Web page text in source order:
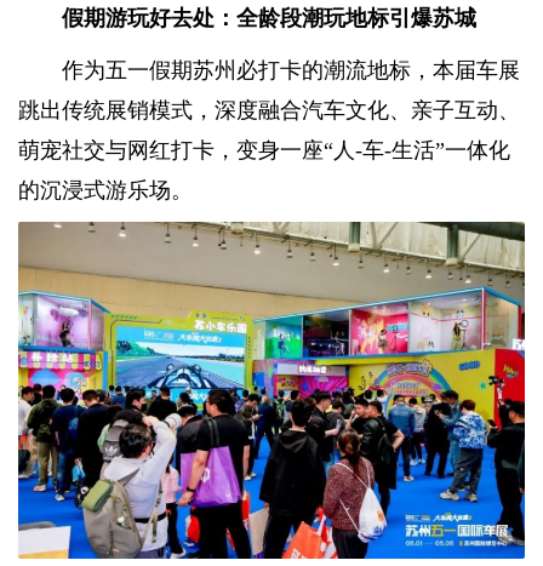
假期游玩好去处：全龄段潮玩地标引爆苏城
作为五一假期苏州必打卡的潮流地标，本届车展
跳出传统展销模式，深度融合汽车文化、亲子互动、
萌宠社交与网红打卡，变身一座“人-车-生活”一体化
的沉浸式游乐场。